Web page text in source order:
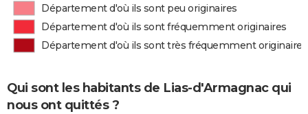
Département d'où ils sont peu originaires
Département d'où ils sont fréquemment originaires
Département d'où ils sont très fréquemment originaires
Qui sont les habitants de Lias-d'Armagnac qui
nous ont quittés ?